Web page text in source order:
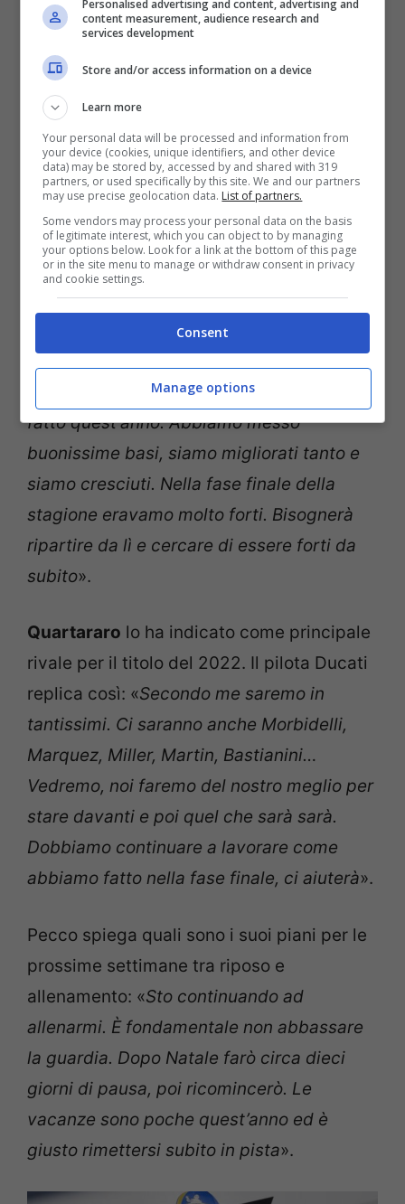
Bagnaiaè stato tra gli ospiti dell’evento
della FIM avvenuto nel weekend a
Riccione. Nel concedersi ai microfoni di
Sky Sport MotoGP ha spiegato a cosa
punta nel 2022: «L’obiettivo sarà
sicuramente quello di consolidare il lavoro
fatto quest’anno. Abbiamo messo
buonissime basi, siamo migliorati tanto e
siamo cresciuti. Nella fase finale della
stagione eravamo molto forti. Bisognerà
ripartire da lì e cercare di essere forti da
subito».
Quartararo lo ha indicato come principale
rivale per il titolo del 2022. Il pilota Ducati
replica così: «Secondo me saremo in
tantissimi. Ci saranno anche Morbidelli,
Marquez, Miller, Martin, Bastianini…
Vedremo, noi faremo del nostro meglio per
stare davanti e poi quel che sarà sarà.
Dobbiamo continuare a lavorare come
abbiamo fatto nella fase finale, ci aiuterà».
Pecco spiega quali sono i suoi piani per le
prossime settimane tra riposo e
allenamento: «Sto continuando ad
allenarmi. È fondamentale non abbassare
la guardia. Dopo Natale farò circa dieci
giorni di pausa, poi ricomincerò. Le
vacanze sono poche quest’anno ed è
giusto rimettersi subito in pista».
Personalised advertising and content, advertising and
content measurement, audience research and
services development
Store and/or access information on a device
Learn more
Your personal data will be processed and information from
your device (cookies, unique identifiers, and other device
data) may be stored by, accessed by and shared with 319
partners, or used specifically by this site. We and our partners
may use precise geolocation data. List of partners.
Some vendors may process your personal data on the basis
of legitimate interest, which you can object to by managing
your options below. Look for a link at the bottom of this page
or in the site menu to manage or withdraw consent in privacy
and cookie settings.
Consent
Manage options